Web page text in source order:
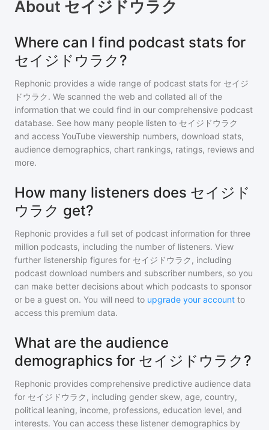
About セイジドウラク
Where can I find podcast stats for
セイジドウラク?
Rephonic provides a wide range of podcast stats for セイジ
ドウラク. We scanned the web and collated all of the
information that we could find in our comprehensive podcast
database. See how many people listen to セイジドウラク
and access YouTube viewership numbers, download stats,
audience demographics, chart rankings, ratings, reviews and
more.
How many listeners does セイジド
ウラク get?
Rephonic provides a full set of podcast information for three
million podcasts, including the number of listeners. View
further listenership figures for セイジドウラク, including
podcast download numbers and subscriber numbers, so you
can make better decisions about which podcasts to sponsor
or be a guest on. You will need to upgrade your account to
access this premium data.
What are the audience
demographics for セイジドウラク?
Rephonic provides comprehensive predictive audience data
for セイジドウラク, including gender skew, age, country,
political leaning, income, professions, education level, and
interests. You can access these listener demographics by